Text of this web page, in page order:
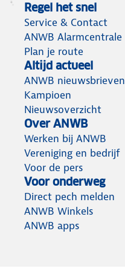
Regel het snel
Service & Contact
ANWB Alarmcentrale
Plan je route
Altijd actueel
ANWB nieuwsbrieven
Kampioen
Nieuwsoverzicht
Over ANWB
Werken bij ANWB
Vereniging en bedrijf
Voor de pers
Voor onderweg
Direct pech melden
ANWB Winkels
ANWB apps